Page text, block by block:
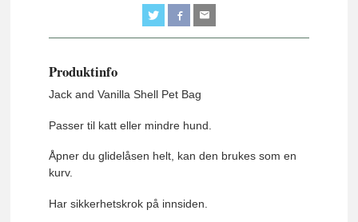
Produktinfo
Jack and Vanilla Shell Pet Bag
Passer til katt eller mindre hund.
Åpner du glidelåsen helt, kan den brukes som en
kurv.
Har sikkerhetskrok på innsiden.